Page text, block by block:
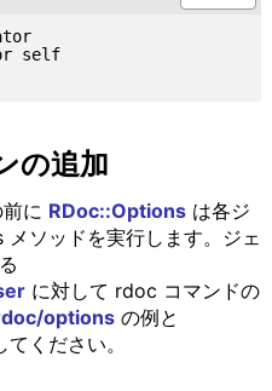
self
の追加
に RDoc::Optionsは各ジ
ソッドを実行します。ジェ
に対して rdoc コマンドの
optionsの例と
ください。